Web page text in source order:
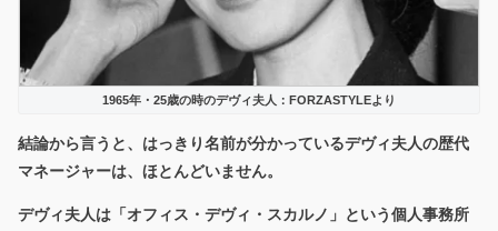
1965年・25歳の時のデヴィ夫人：FORZASTYLEより
結論から言うと、 はっきり名前が分かっているデヴィ夫人の歴代
マネージャーは、ほとんどいません。
デヴィ夫人は「オフィス・デヴィ・スカルノ」という個人事務所